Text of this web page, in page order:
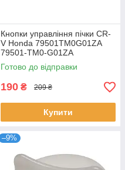
Кнопки управління пічки CR-
V Honda 79501TM0G01ZA
79501-TM0-G01ZA
Готово до відправки
190 ₴ 209 ₴
Купити
–9%